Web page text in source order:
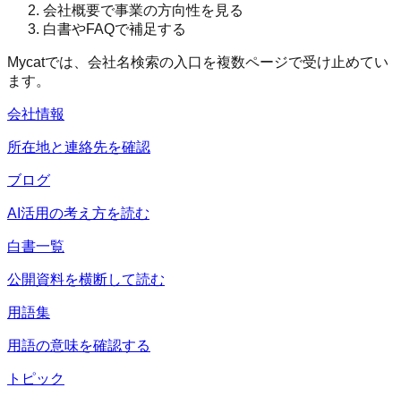
会社概要で事業の方向性を見る
白書やFAQで補足する
Mycatでは、会社名検索の入口を複数ページで受け止めてい
ます。
会社情報
所在地と連絡先を確認
ブログ
AI活用の考え方を読む
白書一覧
公開資料を横断して読む
用語集
用語の意味を確認する
トピック